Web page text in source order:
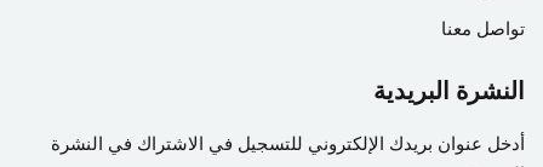
تواصل معنا
النشرة البريدية
أدخل عنوان بريدك الإلكتروني للتسجيل في الاشتراك في النشرة